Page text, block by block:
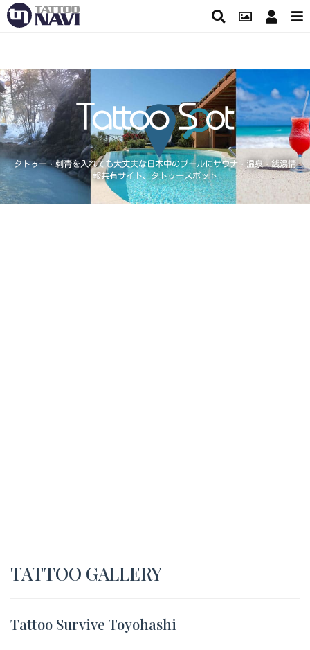
タトゥー・刺青を入れても大丈夫な日本中のプールにサウナ・温泉・銭湯情
報共有サイト、タトゥースポット
TATTOO GALLERY
Tattoo Survive Toyohashi